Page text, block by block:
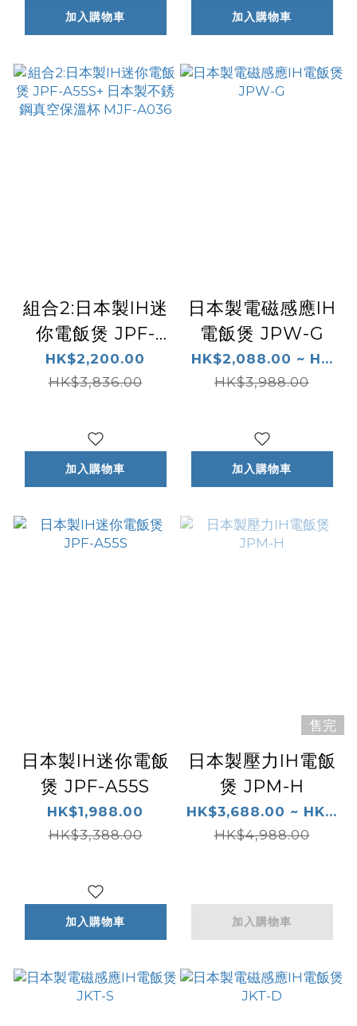
加入購物車 加入購物車
組合2:日本製IH迷
你電飯煲 JPF-
A55S+ 日本製不
銹鋼真空保溫杯
HK$2,200.00
HK$3,836.00
加入購物車
日本製電磁感應IH
電飯煲 JPW-G
HK$2,088.00 ~ H...
HK$3,988.00
加入購物車
日本製IH迷你電飯
煲 JPF-A55S
HK$1,988.00
HK$3,388.00
加入購物車
售完
日本製壓力IH電飯
煲 JPM-H
HK$3,688.00 ~ HK...
HK$4,988.00
加入購物車